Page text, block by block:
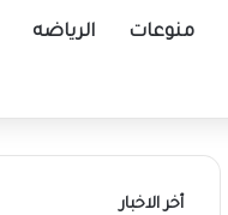
منوعات الرياضه
أخر الاخبار